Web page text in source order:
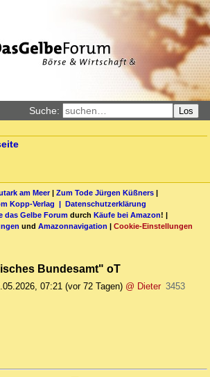
Suche: Los
am Meer| Zum Tode Jürgen Küßners |
Kopp-Verlag | Datenschutzerklärung
das Gelbe Forum durch Käufe bei Amazon! |
und Amazonnavigation | Cookie-Einstellungen
Bundesamt" oT
07:21 (vor 72 Tagen) @ Dieter 3453